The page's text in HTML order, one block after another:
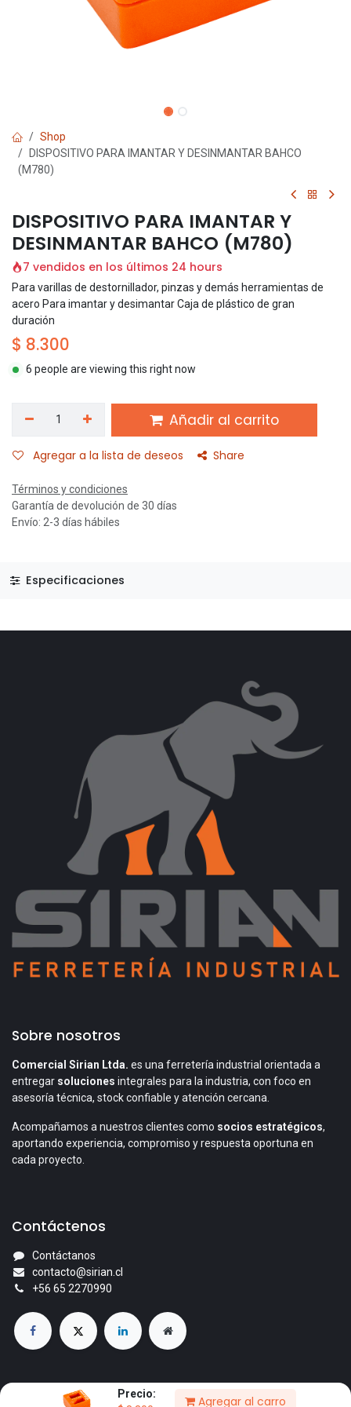
Precio:
Agregar al carro
Shop
DISPOSITIVO PARA IMANTAR Y DESINMANTAR BAHCO
(M780)
DISPOSITIVO PARA IMANTAR Y
DESINMANTAR BAHCO (M780)
7 vendidos en los últimos 24 hours
Para varillas de destornillador, pinzas y demás herramientas de
acero Para imantar y desimantar Caja de plástico de gran
duración
$ 8.300
6 people are viewing this right now
Añadir al carrito
Agregar a la lista de deseos Share
Términos y condiciones
Garantía de devolución de 30 días
Envío: 2-3 días hábiles
Especificaciones
Sobre nosotros
Comercial Sirian Ltda. es una ferretería industrial orientada a
entregar soluciones integrales para la industria, con foco en
asesoría técnica, stock confiable y atención cercana.
Acompañamos a nuestros clientes como socios estratégicos,
aportando experiencia, compromiso y respuesta oportuna en
cada proyecto.
Contáctenos
Contáctanos
contacto@sirian.cl
+56 65 2270990